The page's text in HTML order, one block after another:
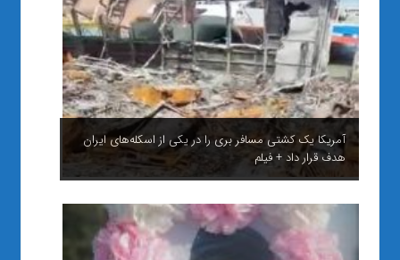
آمریکا یک کشتی مسافر بری را در یکی از اسکله‌های ایران
هدف قرار داد + فیلم